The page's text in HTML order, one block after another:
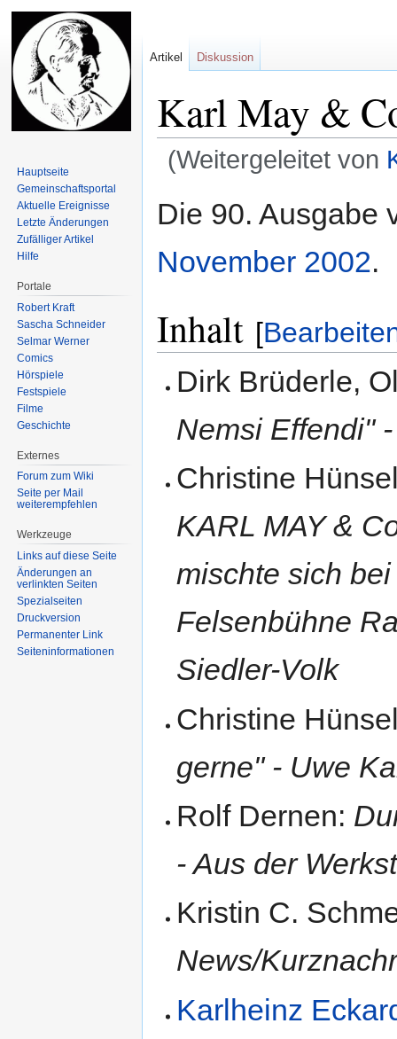
Karl May &
(Weitergeleitet von
Navigation
Suche
Die 90. Ausgabe
November 2002.
Inhalt [
Dirk Brüderle,
Nemsi Effendi"
Christine
KARL MAY &
mischte sich
Felsenbühne
Siedler-Volk
Christine
gerne" - Uwe
Rolf Dernen:
- Aus der
Kristin C.
News/
Karlheinz
Artikel Diskussion
Hauptseite
Gemeinschafts­portal
Aktuelle Ereignisse
Letzte Änderungen
Zufälliger Artikel
Hilfe
Portale
Robert Kraft
Sascha Schneider
Selmar Werner
Comics
Hörspiele
Festspiele
Filme
Geschichte
Externes
Forum zum Wiki
Seite per Mail
weiterempfehlen
Werkzeuge
Links auf diese Seite
Änderungen an
verlinkten Seiten
Spezialseiten
Druckversion
Permanenter Link
Seiten­informationen